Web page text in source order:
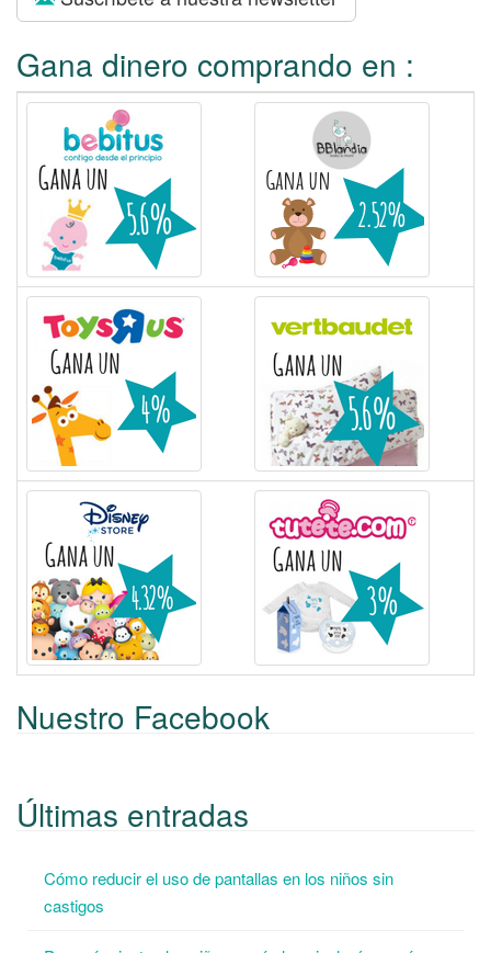
Gana dinero comprando en :
Nuestro Facebook
Últimas entradas
Cómo reducir el uso de pantallas en los niños sin
castigos